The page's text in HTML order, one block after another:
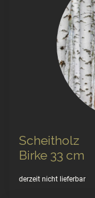
Scheitholz
Birke 33 cm
derzeit nicht lieferbar